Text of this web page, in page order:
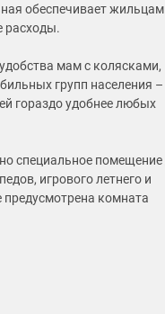
обеспечивает жильцам
расходы.
мам с колясками,
групп населения –
гораздо удобнее любых
специальное помещение
игрового летнего и
комната